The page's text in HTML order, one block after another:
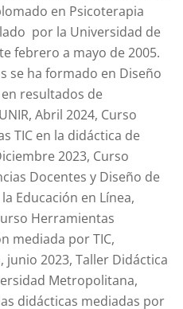
en Psicoterapia
por la Universidad de
febrero a mayo de 2005.
se ha formado en Diseño
resultados de
Abril 2024, Curso
TIC en la didáctica de
2023, Curso
Docentes y Diseño de
Educación en Línea,
Herramientas
mediada por TIC,
2023, Taller Didáctica
Metropolitana,
didácticas mediadas por